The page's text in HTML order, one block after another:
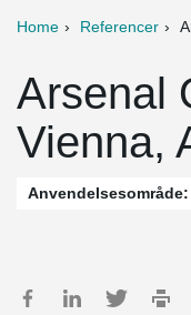
Home Referencer
Arsenal
Vienna,
Anvendelsesområde: